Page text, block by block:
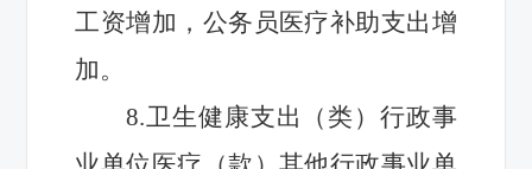
工资增加， 公务员医疗补助支出增
加。
8.卫生健康支出（类）行政事